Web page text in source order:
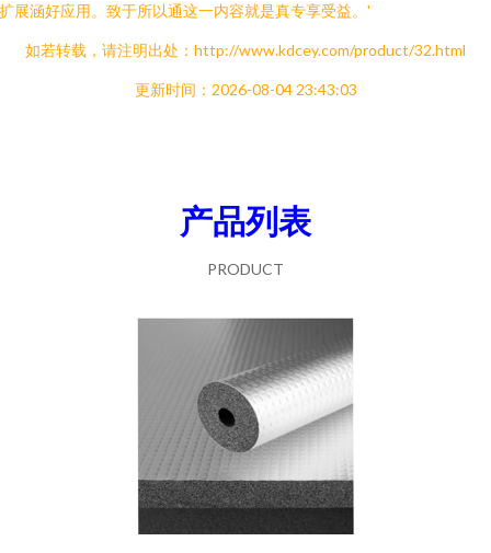
展涵好应用。致于所以通这一内容就是真专享受益。'
如若转载，请注明出处：http://www.kdcey.com/product/32.html
更新时间：2026-08-04 23:43:03
产品列表
PRODUCT